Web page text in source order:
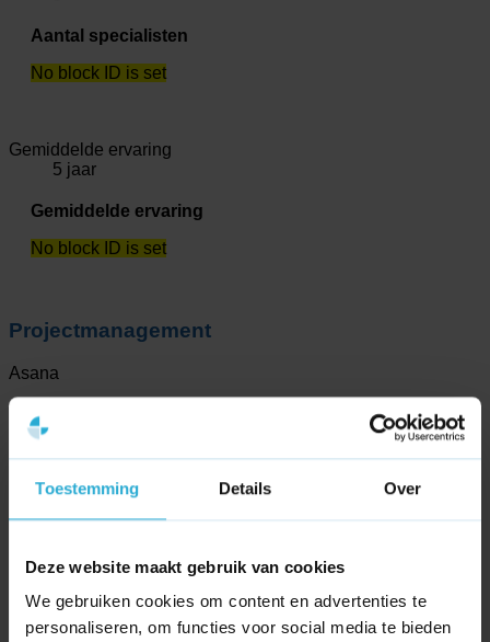
Toestemming Details Over
Deze website maakt gebruik van cookies
We gebruiken cookies om content en advertenties te
personaliseren, om functies voor social media te bieden
Aantal specialisten
No block ID is set
Gemiddelde ervaring
5 jaar
Gemiddelde ervaring
No block ID is set
Projectmanagement
Asana
Asana
Google Tag Manager